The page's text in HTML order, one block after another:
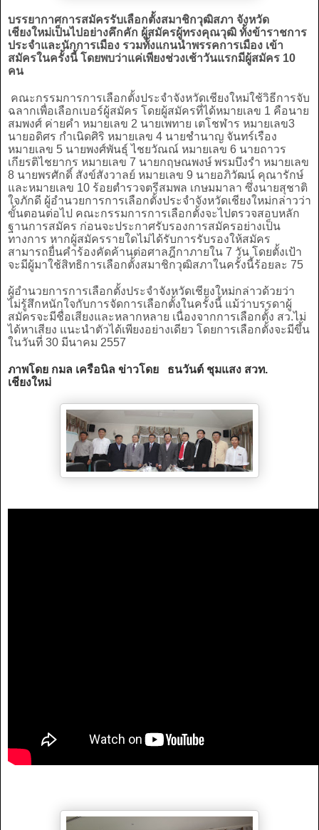
บรรยากาศการสมัครรับเลือกตั้งสมาชิกวุฒิสภา จังหวัด
เชียงใหม่เป็นไปอย่างคึกคัก ผู้สมัครผู้ทรงคุณวุฒิ ทั้งข้าราชการ
ประจำและนักการเมือง รวมทั้งแกนนำพรรคการเมือง เข้า
สมัครในครั้งนี้ โดยพบว่าแค่เพียงช่วงเช้าวันแรกมีผู้สมัคร 10
คน
คณะกรรมการการเลือกตั้งประจำจังหวัดเชียงใหม่ใช้วิธีการจับ
ฉลากเพื่อเลือกเบอร์ผู้สมัคร โดยผู้สมัครที่ได้หมายเลข 1 คือนาย
สมพงศ์ ค่ายคำ หมายเลข 2 นายเพทาย เตโชฬาร หมายเลข3
นายอดิศร กำเนิดศิริ หมายเลข 4 นายชำนาญ จันทร์เรือง
หมายเลข 5 นายพงศ์พันธุ์ ไชยวัณณ์ หมายเลข 6 นายถาวร
เกียรติไชยากร หมายเลข 7 นายกฤษณพงษ์ พรมบึงรำ หมายเลข
8 นายพรศักดิ์ สังข์สังวาลย์ หมายเลข 9 นายอภิวัฒน์ คุณารักษ์
และหมายเลข 10 ร้อยตำรวจตรีสมพล เกษมมาลา ซึ่งนายสุชาติ
ใจภักดี ผู้อำนวยการการเลือกตั้งประจำจังหวัดเชียงใหม่กล่าวว่า
ขั้นตอนต่อไป คณะกรรมการการเลือกตั้งจะไปตรวจสอบหลัก
ฐานการสมัคร ก่อนจะประกาศรับรองการสมัครอย่างเป็น
ทางการ หากผู้สมัครรายใดไม่ได้รับการรับรองให้สมัคร
สามารถยื่นคำร้องคัดค้านต่อศาลฎีกาภายใน 7 วัน โดยตั้งเป้า
จะมีผู้มาใช้สิทธิการเลือกตั้งสมาชิกวุฒิสภาในครั้งนี้ร้อยละ 75
ผู้อำนวยการการเลือกตั้งประจำจังหวัดเชียงใหม่กล่าวด้วยว่า
ไม่รู้สึกหนักใจกับการจัดการเลือกตั้งในครั้งนี้ แม้ว่าบรรดาผู้
สมัครจะมีชื่อเสียงและหลากหลาย เนื่องจากการเลือกตั้ง สว.ไม่
ได้หาเสียง แนะนำตัวได้เพียงอย่างเดียว โดยการเลือกตั้งจะมีขึ้น
ในวันที่ 30 มีนาคม 2557
ภาพโดย กมล เครือนิล ข่าวโดย ธนวันต์ ชุมแสง สวท.
เชียงใหม่